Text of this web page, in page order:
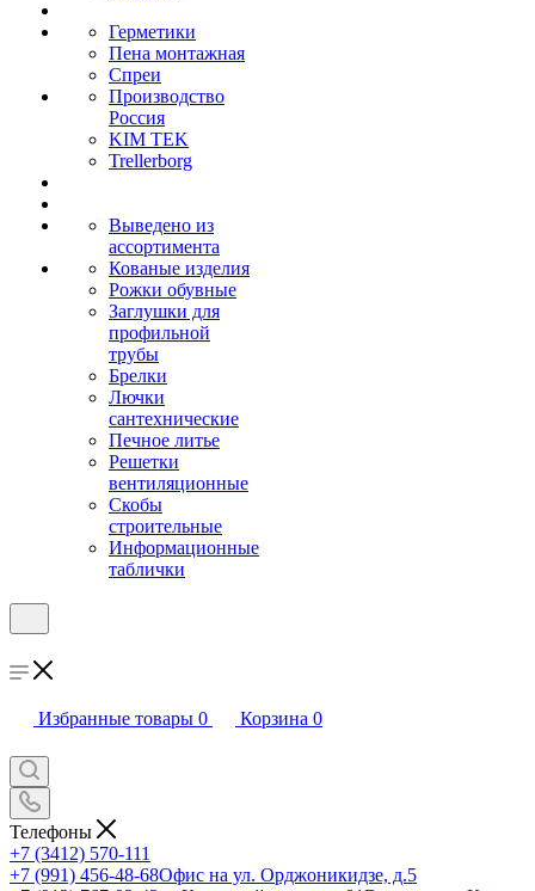
Герметики
Пена монтажная
Спреи
Производство
Россия
KIM TEK
Trellerborg
Выведено из
ассортимента
Кованые изделия
Рожки обувные
Заглушки для
профильной
трубы
Брелки
Лючки
сантехнические
Печное литье
Решетки
вентиляционные
Скобы
строительные
Информационные
таблички
Избранные товары 0 Корзина 0
Телефоны
+7 (3412) 570-111
+7 (991) 456-48-68Офис на ул. Орджоникидзе, д.5